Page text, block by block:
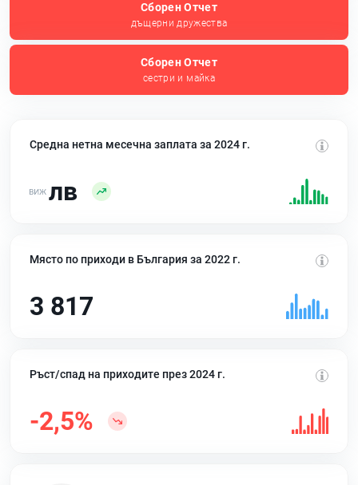
Сборен Отчет
дъщерни дружества
Сборен Отчет
сестри и майка
Средна нетна месечна заплата за 2024 г.
лв
Място по приходи в България за 2022 г.
3 817
Ръст/спад на приходите през 2024 г.
-2,5%